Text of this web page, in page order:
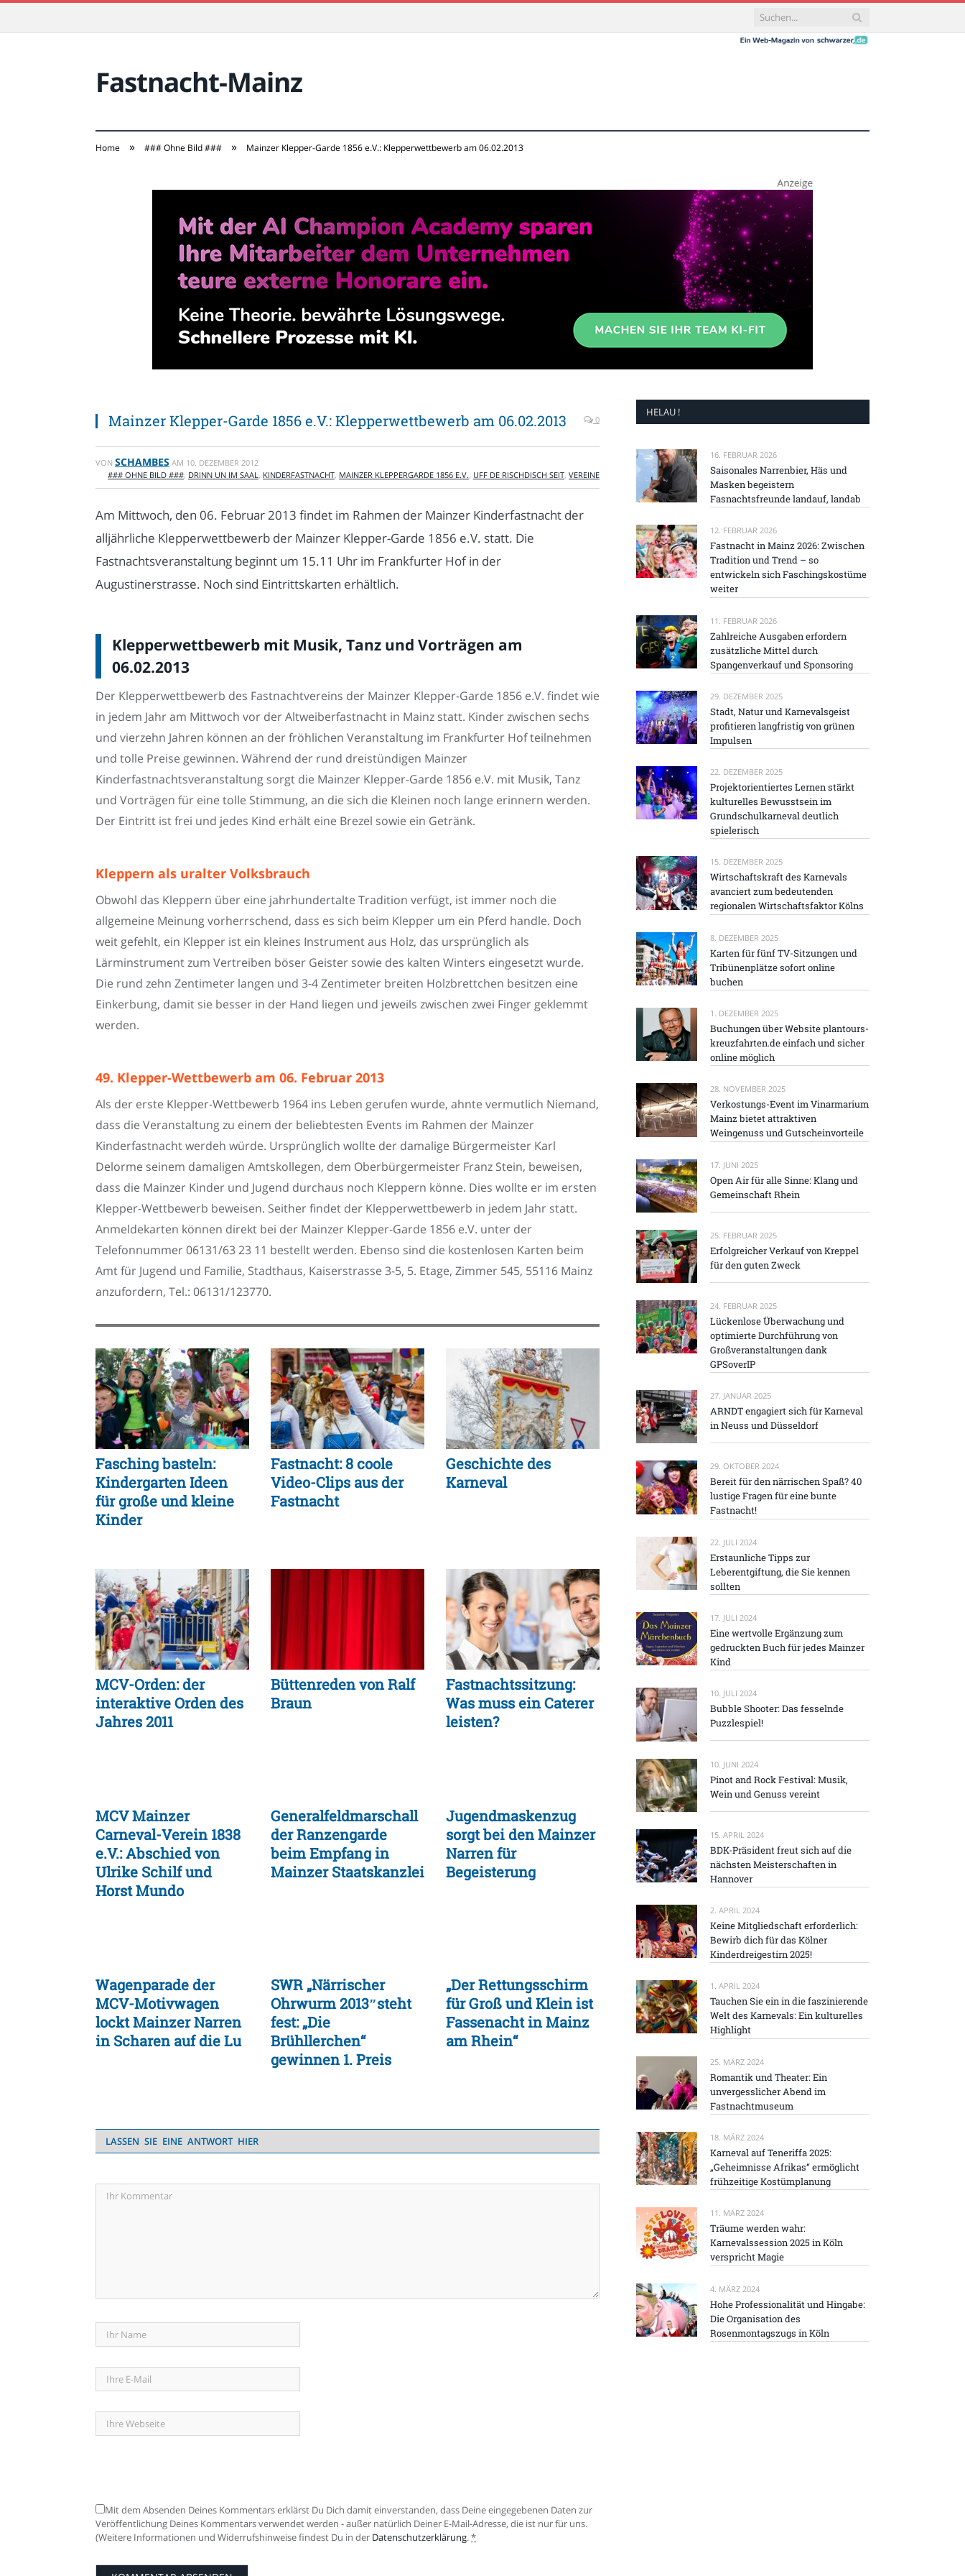
Fastnacht-Mainz
Home » ### Ohne Bild ### » Mainzer Klepper-Garde 1856 e.V.: Klepperwettbewerb am 06.02.2013
Mainzer Klepper-Garde 1856 e.V.: Klepperwettbewerb am 06.02.2013 0
VON SCHAMBES AM 10. DEZEMBER 2012
### OHNE BILD ###, DRINN UN IM SAAL, KINDERFASTNACHT, MAINZER KLEPPERGARDE 1856 E.V., UFF DE RISCHDISCH SEIT, VEREINE
Am Mittwoch, den 06. Februar 2013 findet im Rahmen der Mainzer Kinderfastnacht der
alljährliche Klepperwettbewerb der Mainzer Klepper-Garde 1856 e.V. statt. Die
Fastnachtsveranstaltung beginnt um 15.11 Uhr im Frankfurter Hof in der
Augustinerstrasse. Noch sind Eintrittskarten erhältlich.
Klepperwettbewerb mit Musik, Tanz und Vorträgen am
06.02.2013
Der Klepperwettbewerb des Fastnachtvereins der Mainzer Klepper-Garde 1856 e.V. findet wie
in jedem Jahr am Mittwoch vor der Altweiberfastnacht in Mainz statt. Kinder zwischen sechs
und vierzehn Jahren können an der fröhlichen Veranstaltung im Frankfurter Hof teilnehmen
und tolle Preise gewinnen. Während der rund dreistündigen Mainzer
Kinderfastnachtsveranstaltung sorgt die Mainzer Klepper-Garde 1856 e.V. mit Musik, Tanz
und Vorträgen für eine tolle Stimmung, an die sich die Kleinen noch lange erinnern werden.
Der Eintritt ist frei und jedes Kind erhält eine Brezel sowie ein Getränk.
Kleppern als uralter Volksbrauch
Obwohl das Kleppern über eine jahrhundertalte Tradition verfügt, ist immer noch die
allgemeine Meinung vorherrschend, dass es sich beim Klepper um ein Pferd handle. Doch
weit gefehlt, ein Klepper ist ein kleines Instrument aus Holz, das ursprünglich als
Lärminstrument zum Vertreiben böser Geister sowie des kalten Winters eingesetzt wurde.
Die rund zehn Zentimeter langen und 3-4 Zentimeter breiten Holzbrettchen besitzen eine
Einkerbung, damit sie besser in der Hand liegen und jeweils zwischen zwei Finger geklemmt
werden.
49. Klepper-Wettbewerb am 06. Februar 2013
Als der erste Klepper-Wettbewerb 1964 ins Leben gerufen wurde, ahnte vermutlich Niemand,
dass die Veranstaltung zu einem der beliebtesten Events im Rahmen der Mainzer
Kinderfastnacht werdeh würde. Ursprünglich wollte der damalige Bürgermeister Karl
Delorme seinem damaligen Amtskollegen, dem Oberbürgermeister Franz Stein, beweisen,
dass die Mainzer Kinder und Jugend durchaus noch Kleppern könne. Dies wollte er im ersten
Klepper-Wettbewerb beweisen. Seither findet der Klepperwettbewerb in jedem Jahr statt.
Anmeldekarten können direkt bei der Mainzer Klepper-Garde 1856 e.V. unter der
Telefonnummer 06131/63 23 11 bestellt werden. Ebenso sind die kostenlosen Karten beim
Amt für Jugend und Familie, Stadthaus, Kaiserstrasse 3-5, 5. Etage, Zimmer 545, 55116 Mainz
anzufordern, Tel.: 06131/123770.
Fasching basteln:
Kindergarten Ideen
für große und kleine
Kinder
Fastnacht: 8 coole
Video-Clips aus der
Fastnacht
Geschichte des
Karneval
MCV-Orden: der
interaktive Orden des
Jahres 2011
Büttenreden von Ralf
Braun
Fastnachtssitzung:
Was muss ein Caterer
leisten?
MCV Mainzer
Carneval-Verein 1838
e.V.: Abschied von
Ulrike Schilf und
Horst Mundo
Generalfeldmarschall
der Ranzengarde
beim Empfang in
Mainzer Staatskanzlei
Jugendmaskenzug
sorgt bei den Mainzer
Narren für
Begeisterung
Wagenparade der
MCV-Motivwagen
lockt Mainzer Narren
in Scharen auf die Lu
SWR „Närrischer
Ohrwurm 2013″steht
fest: „Die
Brühllerchen“
gewinnen 1. Preis
„Der Rettungsschirm
für Groß und Klein ist
Fassenacht in Mainz
am Rhein“
LASSEN SIE EINE ANTWORT HIER
Mit dem Absenden Deines Kommentars erklärst Du Dich damit einverstanden, dass Deine eingegebenen Daten zur
Veröffentlichung Deines Kommentars verwendet werden - außer natürlich Deiner E-Mail-Adresse, die ist nur für uns.
(Weitere Informationen und Widerrufshinweise findest Du in der Datenschutzerklärung.*
HELAU !
16. FEBRUAR 2026
Saisonales Narrenbier, Häs und
Masken begeistern
Fasnachtsfreunde landauf, landab
12. FEBRUAR 2026
Fastnacht in Mainz 2026: Zwischen
Tradition und Trend – so
entwickeln sich Faschingskostüme
weiter
11. FEBRUAR 2026
Zahlreiche Ausgaben erfordern
zusätzliche Mittel durch
Spangenverkauf und Sponsoring
29. DEZEMBER 2025
Stadt, Natur und Karnevalsgeist
profitieren langfristig von grünen
Impulsen
22. DEZEMBER 2025
Projektorientiertes Lernen stärkt
kulturelles Bewusstsein im
Grundschulkarneval deutlich
spielerisch
15. DEZEMBER 2025
Wirtschaftskraft des Karnevals
avanciert zum bedeutenden
regionalen Wirtschaftsfaktor Kölns
8. DEZEMBER 2025
Karten für fünf TV-Sitzungen und
Tribünenplätze sofort online
buchen
1. DEZEMBER 2025
Buchungen über Website plantours-
kreuzfahrten.de einfach und sicher
online möglich
28. NOVEMBER 2025
Verkostungs-Event im Vinarmarium
Mainz bietet attraktiven
Weingenuss und Gutscheinvorteile
17. JUNI 2025
Open Air für alle Sinne: Klang und
Gemeinschaft Rhein
25. FEBRUAR 2025
Erfolgreicher Verkauf von Kreppel
für den guten Zweck
24. FEBRUAR 2025
Lückenlose Überwachung und
optimierte Durchführung von
Großveranstaltungen dank
GPSoverIP
27. JANUAR 2025
ARNDT engagiert sich für Karneval
in Neuss und Düsseldorf
29. OKTOBER 2024
Bereit für den närrischen Spaß? 40
lustige Fragen für eine bunte
Fastnacht!
22. JULI 2024
Erstaunliche Tipps zur
Leberentgiftung, die Sie kennen
sollten
17. JULI 2024
Eine wertvolle Ergänzung zum
gedruckten Buch für jedes Mainzer
Kind
10. JULI 2024
Bubble Shooter: Das fesselnde
Puzzlespiel!
10. JUNI 2024
Pinot and Rock Festival: Musik,
Wein und Genuss vereint
15. APRIL 2024
BDK-Präsident freut sich auf die
nächsten Meisterschaften in
Hannover
2. APRIL 2024
Keine Mitgliedschaft erforderlich:
Bewirb dich für das Kölner
Kinderdreigestirn 2025!
1. APRIL 2024
Tauchen Sie ein in die faszinierende
Welt des Karnevals: Ein kulturelles
Highlight
25. MÄRZ 2024
Romantik und Theater: Ein
unvergesslicher Abend im
Fastnachtmuseum
18. MÄRZ 2024
Karneval auf Teneriffa 2025:
„Geheimnisse Afrikas“ ermöglicht
frühzeitige Kostümplanung
11. MÄRZ 2024
Träume werden wahr:
Karnevalssession 2025 in Köln
verspricht Magie
4. MÄRZ 2024
Hohe Professionalität und Hingabe:
Die Organisation des
Rosenmontagszugs in Köln